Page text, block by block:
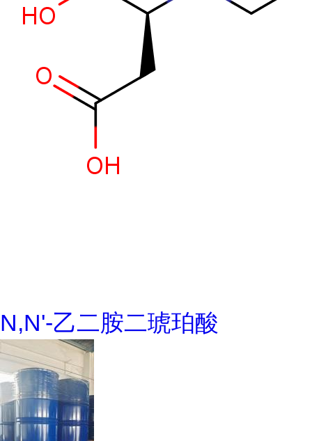
N,N'-乙二胺二琥珀酸